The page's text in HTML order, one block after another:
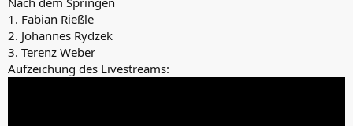
1. Fabian Rießle
2. Johannes Rydzek
3. Terenz Weber
Aufzeichung des Livestreams: